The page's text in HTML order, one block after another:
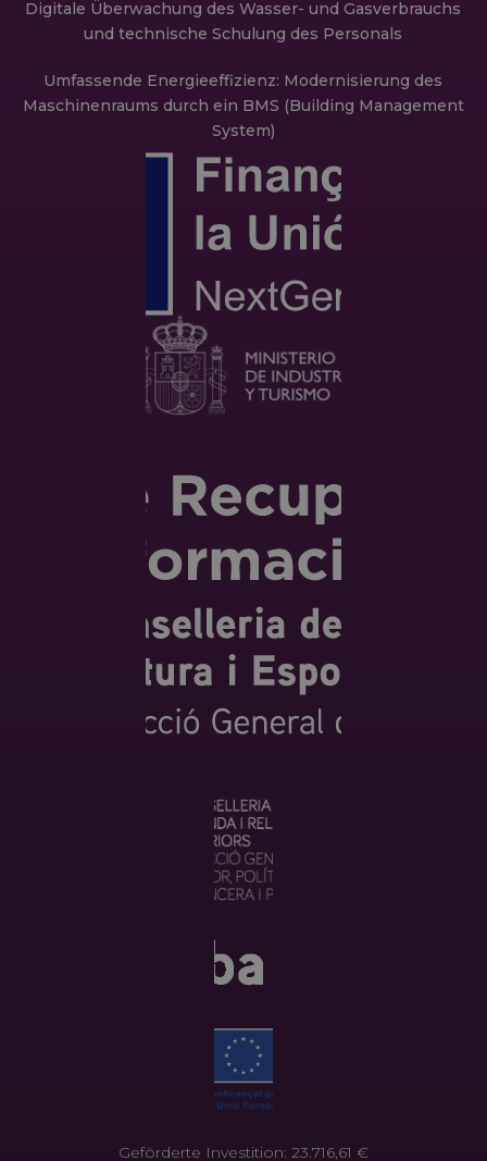
Digitale Überwachung des Wasser- und Gasverbrauchs
und technische Schulung des Personals
Umfassende Energieeffizienz: Modernisierung des
Maschinenraums durch ein BMS (Building Management
System)
Geförderte Investition: 23.716,61 €